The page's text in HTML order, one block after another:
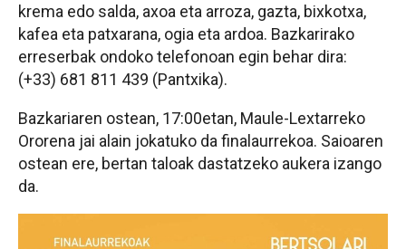
krema edo salda, axoa eta arroza, gazta, bixkotxa,
kafea eta patxarana, ogia eta ardoa. Bazkarirako
erreserbak ondoko telefonoan egin behar dira:
(+33) 681 811 439 (Pantxika).
Bazkariaren ostean, 17:00etan, Maule-Lextarreko
Ororena jai alain jokatuko da finalaurrekoa. Saioaren
ostean ere, bertan taloak dastatzeko aukera izango
da.